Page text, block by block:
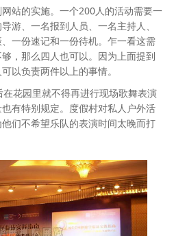
站的实施。一个200人的活动需要一
游、一名报到人员、一名主持人、
一份速记和一份待机。乍一看这需
，那么四人也可以。因为上面提到
以负责两件以上的事情。
花园里就不得再进行现场歌舞表演
有特别规定。度假村对私人户外活
们不希望乐队的表演时间太晚而打